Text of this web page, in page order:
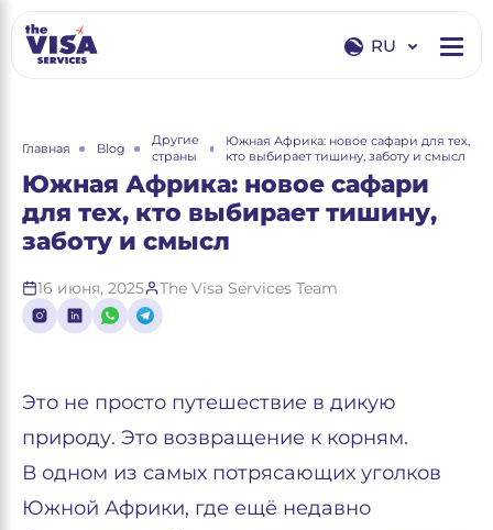
RU
RU
Главная Blog
Другие
страны
Южная Африка: новое сафари для тех,
кто выбирает тишину, заботу и смысл
Южная Африка: новое сафари
для тех, кто выбирает тишину,
заботу и смысл
16 июня, 2025 The Visa Services Team
Это не просто путешествие в дикую
природу. Это возвращение к корням.
В одном из самых потрясающих уголков
Южной Африки, где ещё недавно